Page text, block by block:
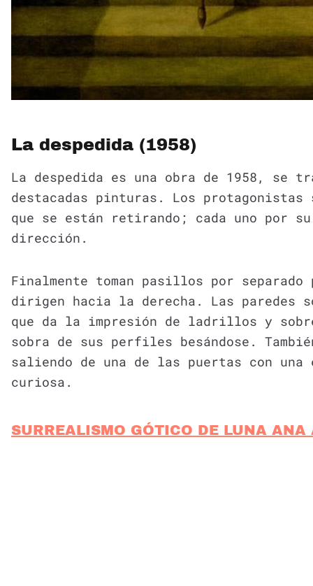
La despedida (1958)
La despedida es una obra de 1958, se
destacadas pinturas. Los protagonistas
que se están retirando; cada uno por su
dirección.
Finalmente toman pasillos por separado
dirigen hacia la derecha. Las paredes
que da la impresión de ladrillos y
sobra de sus perfiles besándose.
saliendo de una de las puertas con una
curiosa.
SURREALISMO GÓTICO DE LUNA ANA